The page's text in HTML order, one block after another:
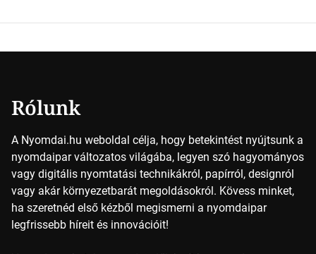
Rólunk
A Nyomdai.hu weboldal célja, hogy betekintést nyújtsunk a
nyomdaipar változatos világába, legyen szó hagyományos
vagy digitális nyomtatási technikákról, papírról, designról
vagy akár környezetbarát megoldásokról. Kövess minket,
ha szeretnéd első kézből megismerni a nyomdaipar
legfrissebb híreit és innovációit!